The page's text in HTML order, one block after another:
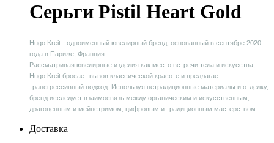
Серьги Pistil Heart Gold
Hugo Kreit - одноименный ювелирный бренд, основанный в сентябре 2020
года в Париже, Франция.
Рассматривая ювелирные изделия как место встречи тела и искусства,
Hugo Kreit бросает вызов классической красоте и предлагает
трансгрессивный подход. Используя нетрадиционные материалы и отделку,
бренд исследует взаимосвязь между органическим и искусственным,
драгоценным и мейнстримом, цифровым и традиционным мастерством.
Доставка